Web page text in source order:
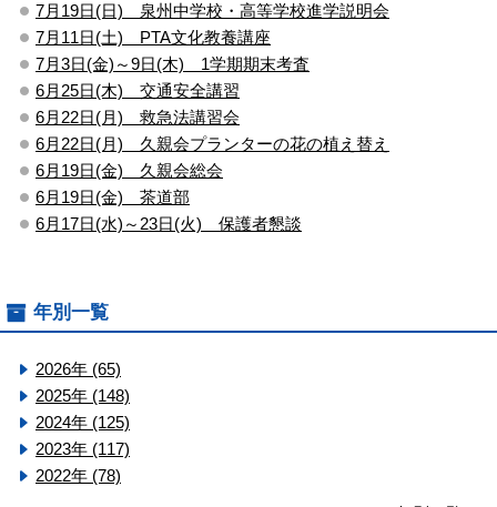
7月19日(日) 泉州中学校・高等学校進学説明会
7月11日(土) PTA文化教養講座
7月3日(金)～9日(木) 1学期期末考査
6月25日(木) 交通安全講習
6月22日(月) 救急法講習会
6月22日(月) 久親会プランターの花の植え替え
6月19日(金) 久親会総会
6月19日(金) 茶道部
6月17日(水)～23日(火) 保護者懇談
年別一覧
2026年 (65)
2025年 (148)
2024年 (125)
2023年 (117)
2022年 (78)